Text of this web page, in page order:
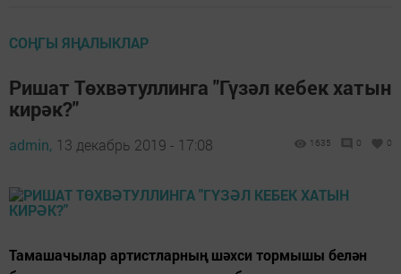
СОҢГЫ ЯҢАЛЫКЛАР
Ришат Төхвәтуллинга "Гүзәл кебек хатын
кирәк?"
admin, 13 декабрь 2019 - 17:08 1635 0 0
Тамашачылар артистларның шәхси тормышы белән